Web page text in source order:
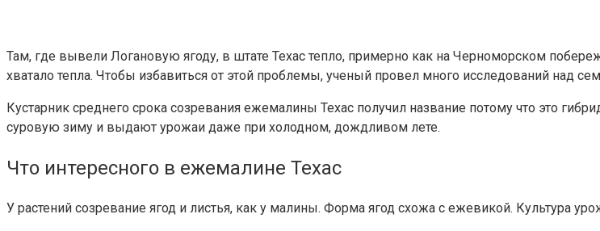
Там, где вывели Логановую ягоду, в штате Техас тепло, примерно как на Черноморском
хватало тепла. Чтобы избавиться от этой проблемы, ученый провел много исследований над
Кустарник среднего срока созревания ежемалины Техас получил название потому что это
суровую зиму и выдают урожаи даже при холодном, дождливом лете.
Что интересного в ежемалине Техас
У растений созревание ягод и листья, как у малины. Форма ягод схожа с ежевикой. Культура